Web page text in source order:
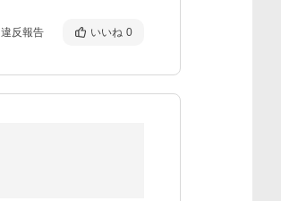
違反報告 いいね 0